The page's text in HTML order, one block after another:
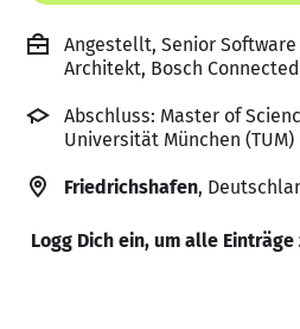
Angestellt, Senior
Architekt, Bosch
Abschluss: Master of
Universität München (TUM)
Friedrichshafen,
Logg Dich ein, um alle Einträge